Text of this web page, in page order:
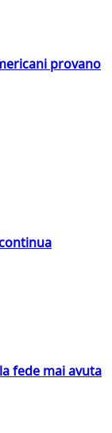
provano
fede mai avuta